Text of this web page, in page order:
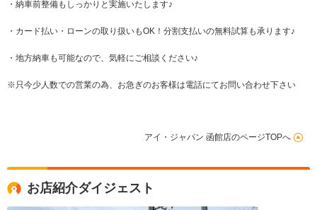
・納車前整備もしっかりと実施いたします♪
・カード払い・ローンの取り扱いもOK！分割支払いの無料試算も承ります♪
・地方納車も可能なので、気軽にご相談ください♪
※只今少人数での営業の為、お急ぎのお客様は電話にてお問い合わせ下さい
アイ・ジャパン 函館店のページTOPへ
お店紹介ダイジェスト